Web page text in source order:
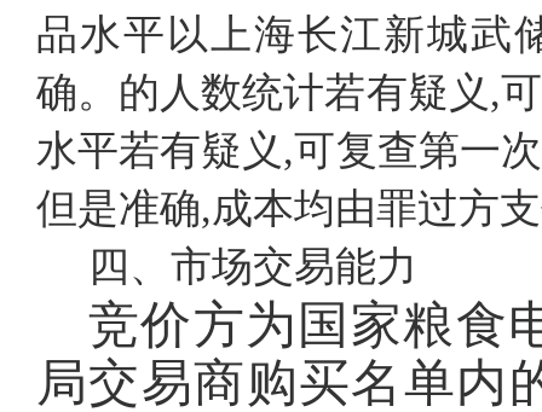
品水平以上海长江新城武
确。的人数统计若有疑义,
水平若有疑义,可复查第一
但是准确,成本均由罪过方
四、市场交易能力
竞价方为国家粮食
局交易商购买名单内